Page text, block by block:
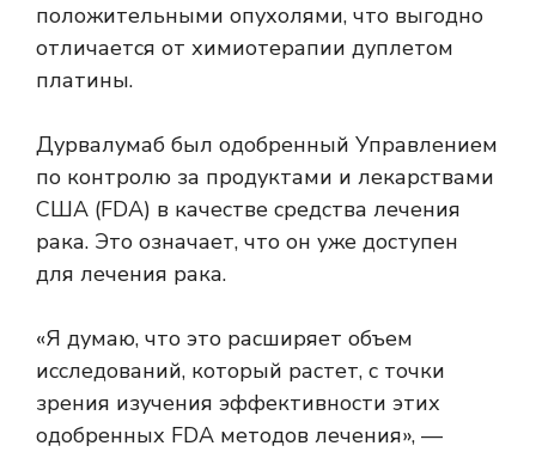
положительными опухолями, что выгодно
отличается от химиотерапии дуплетом
платины.
Дурвалумаб был одобренный Управлением
по контролю за продуктами и лекарствами
США (FDA) в качестве средства лечения
рака. Это означает, что он уже доступен
для лечения рака.
«Я думаю, что это расширяет объем
исследований, который растет, с точки
зрения изучения эффективности этих
одобренных FDA методов лечения», —